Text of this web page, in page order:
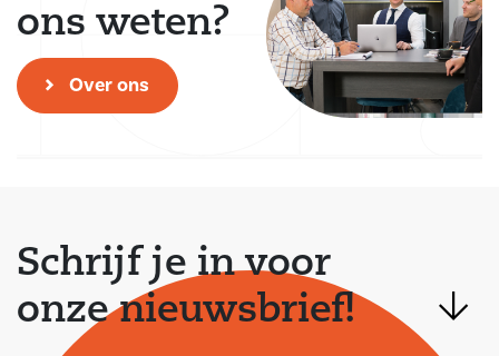
Schrijf je in voor
onze nieuwsbrief!
ons weten?
Over ons